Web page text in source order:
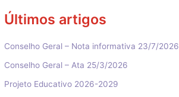
Últimos artigos
Conselho Geral – Nota informativa 23/7/2026
Conselho Geral – Ata 25/3/2026
Projeto Educativo 2026-2029